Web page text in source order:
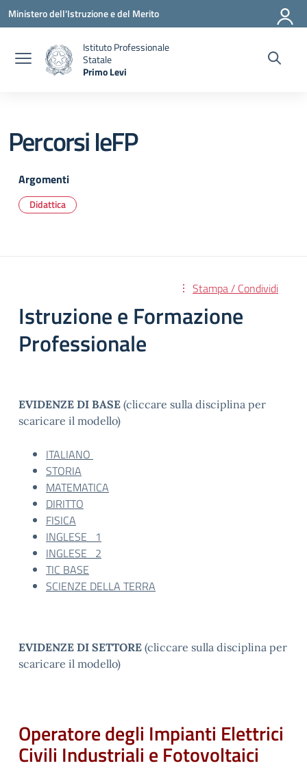
Vai ai contenuti
Vai al menu di navigazione
Vai al footer
Ministero dell'Istruzione e del Merito
Istituto Professionale
Statale
Primo Levi
Percorsi IeFP
Argomenti
Didattica
Stampa / Condividi
Istruzione e Formazione
Professionale
EVIDENZE DI BASE (cliccare sulla disciplina per
scaricare il modello)
ITALIANO
STORIA
MATEMATICA
DIRITTO
FISICA
INGLESE 1
INGLESE 2
TIC BASE
SCIENZE DELLA TERRA
EVIDENZE DI SETTORE (cliccare sulla disciplina per
scaricare il modello)
Operatore degli Impianti Elettrici
Civili Industriali e Fotovoltaici